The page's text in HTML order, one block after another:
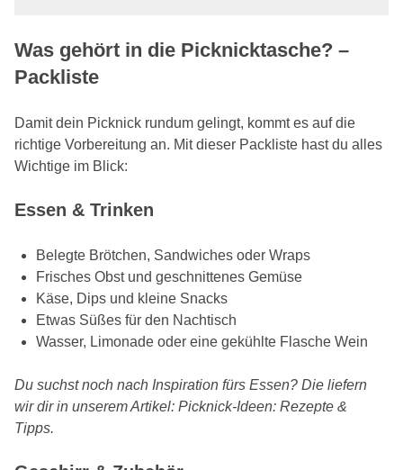
Was gehört in die Picknicktasche? –
Packliste
Damit dein Picknick rundum gelingt, kommt es auf die
richtige Vorbereitung an. Mit dieser Packliste hast du alles
Wichtige im Blick:
Essen & Trinken
Belegte Brötchen, Sandwiches oder Wraps
Frisches Obst und geschnittenes Gemüse
Käse, Dips und kleine Snacks
Etwas Süßes für den Nachtisch
Wasser, Limonade oder eine gekühlte Flasche Wein
Du suchst noch nach Inspiration fürs Essen? Die liefern
wir dir in unserem Artikel: Picknick-Ideen: Rezepte &
Tipps.